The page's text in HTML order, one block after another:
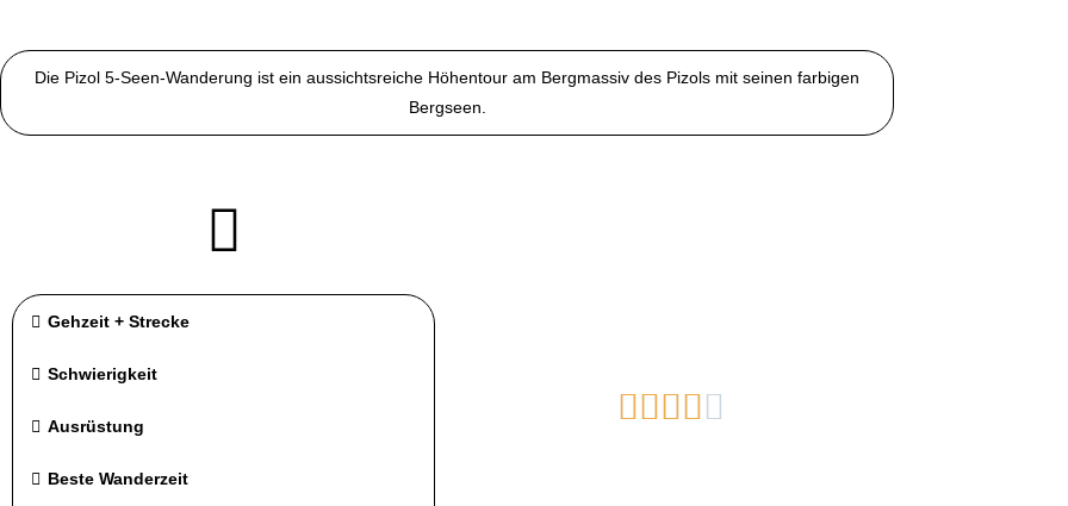
Die Pizol 5-Seen-Wanderung ist ein aussichtsreiche Höhentour am Bergmassiv des Pizols mit seinen farbigen
Bergseen.
Gehzeit + Strecke
Schwierigkeit
Ausrüstung
Beste Wanderzeit
